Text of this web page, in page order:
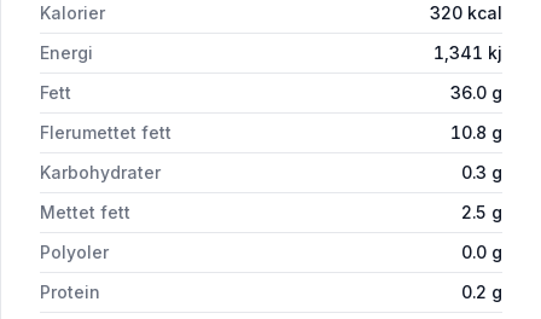
Kalorier 320 kcal
Energi
1,341 kj
Fett
36.0 g
Flerumettet fett
10.8 g
Karbohydrater
0.3 g
Mettet fett
2.5 g
Polyoler
0.0 g
Protein
0.2 g